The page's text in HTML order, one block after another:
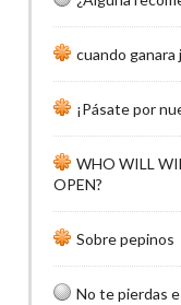
cuando ganara
¡Pásate por
WHO WILL
OPEN?
Sobre pepinos
No te pierdas